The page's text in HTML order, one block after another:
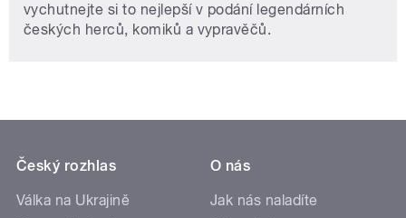
vychutnejte si to nejlepší v podání legendárních
českých herců, komiků a vypravěčů.
Český rozhlas
Válka na Ukrajině
O nás
Jak nás naladíte